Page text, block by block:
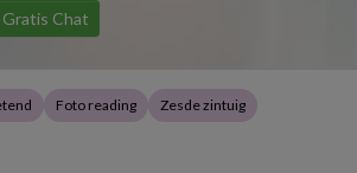
Chat
Foto reading Zesde zintuig